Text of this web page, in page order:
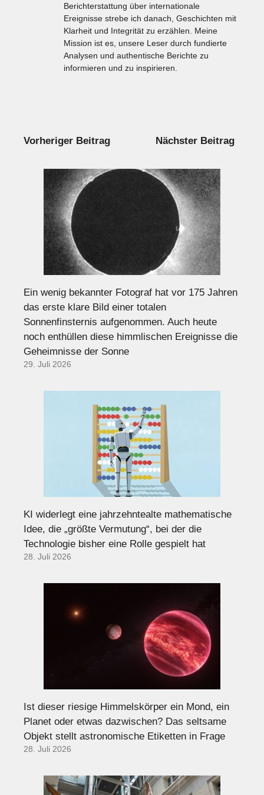
Berichterstattung über internationale
Ereignisse strebe ich danach, Geschichten mit
Klarheit und Integrität zu erzählen. Meine
Mission ist es, unsere Leser durch fundierte
Analysen und authentische Berichte zu
informieren und zu inspirieren.
Vorheriger Beitrag Nächster Beitrag
Ein wenig bekannter Fotograf hat vor 175 Jahren
das erste klare Bild einer totalen
Sonnenfinsternis aufgenommen. Auch heute
noch enthüllen diese himmlischen Ereignisse die
Geheimnisse der Sonne
29. Juli 2026
KI widerlegt eine jahrzehntealte mathematische
Idee, die „größte Vermutung“, bei der die
Technologie bisher eine Rolle gespielt hat
28. Juli 2026
Ist dieser riesige Himmelskörper ein Mond, ein
Planet oder etwas dazwischen? Das seltsame
Objekt stellt astronomische Etiketten in Frage
28. Juli 2026